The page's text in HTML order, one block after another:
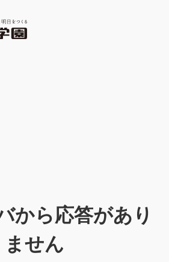
から応答があり
ません